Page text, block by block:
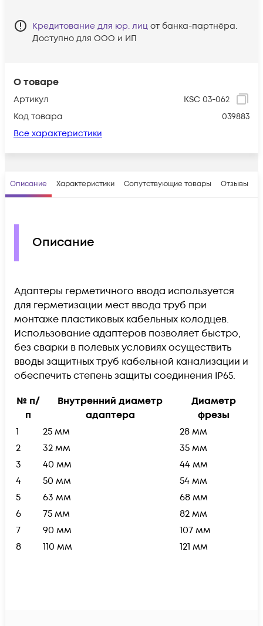
О товаре
Артикул
KSC 03-062
Код товара
039883
Все характеристики
Кредитование для юр. лиц от банка-партнёра.
Доступно для ООО и ИП
Описание Характеристики Сопутствующие товары Отзывы
Описание
Адаптеры герметичного ввода используется
для герметизации мест ввода труб при
монтаже пластиковых кабельных колодцев.
Использование адаптеров позволяет быстро,
без сварки в полевых условиях осуществить
вводы защитных труб кабельной канализации и
обеспечить степень защиты соединения IP65.
№ п/
п
Внутренний диаметр
адаптера
Диаметр
фрезы
1
25 мм
28 мм
2
32 мм
35 мм
3
40 мм
44 мм
4
50 мм
54 мм
5
63 мм
68 мм
6
75 мм
82 мм
7
90 мм
107 мм
8
110 мм 121 мм